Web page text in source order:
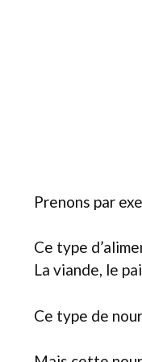
Prenons par
Ce type
La viande, le
Ce type de